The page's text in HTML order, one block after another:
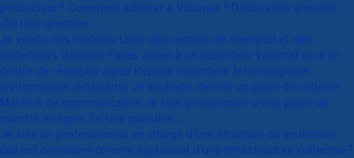
producteur ? Comment adhérer à Valumat ? Déclaration annuelle
J'ai une question ...
Je vends des matelas Liste des centres de réemploi et des
collecteurs Valumat Faites appel à un collecteur Valumat ou à un
centre de réemploi agréé Reprise volontaire Info obligation
d'information détaillants Je souhaite devenir un point de collecte
Matériel de communication Je suis gestionnaire d’une place de
marché en ligne J'ai une question ...
Je suis un professionnel en charge d’une structure ou institution
Qui est considéré comme exploitant d’une infrastructure collective ?